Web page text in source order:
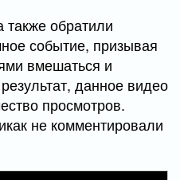
также обратили
событие, призывая
вмешаться и
данное видео
просмотров.
не комментировали